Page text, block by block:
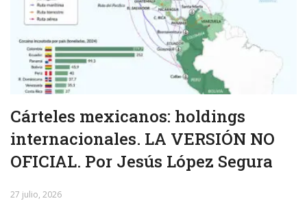
Cárteles mexicanos: holdings
internacionales. LA VERSIÓN NO
OFICIAL. Por Jesús López Segura
27 julio, 2026